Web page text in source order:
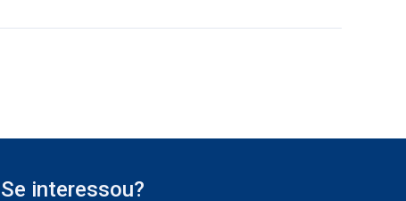
Se interessou?